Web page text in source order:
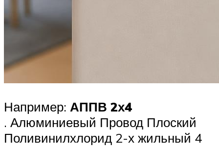
Например: АППВ 2х4
. Алюминиевый Провод Плоский
Поливинилхлорид 2-х жильный 4